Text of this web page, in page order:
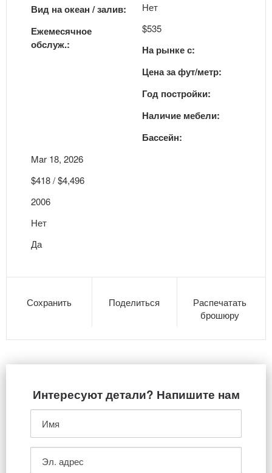
Вид на океан / залив:
Ежемесячное
обслуж.:
Нет
$535
На рынке с:
Цена за фут/метр:
Год постройки:
Наличие мебели:
Бассейн:
Mar 18, 2026
$418 / $4,496
2006
Нет
Да
Сохранить Поделиться
Распечатать
брошюру
Интересуют детали? Напишите нам